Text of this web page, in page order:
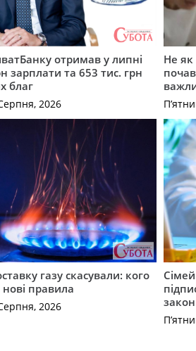
отримав у липні
зарплати та 653 тис. грн
благ
2026
Не як
газу скасували: кого
нові правила
2026